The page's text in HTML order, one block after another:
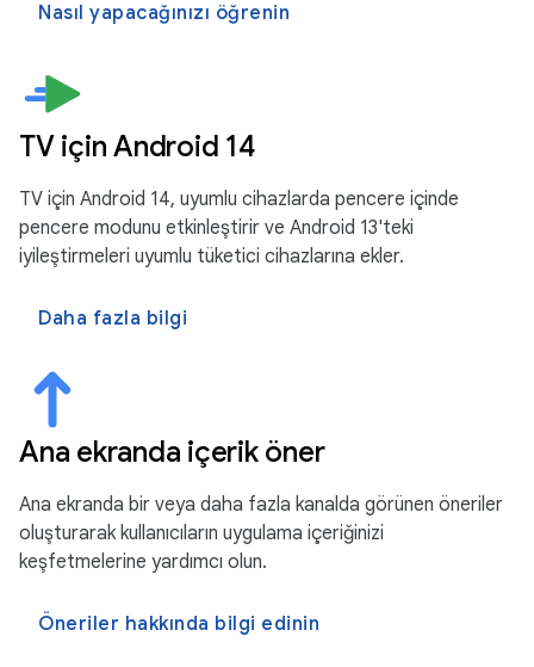
Nasıl yapacağınızı öğrenin
TV için Android 14
TV için Android 14, uyumlu cihazlarda pencere içinde
pencere modunu etkinleştirir ve Android 13'teki
iyileştirmeleri uyumlu tüketici cihazlarına ekler.
Daha fazla bilgi
Ana ekranda içerik öner
Ana ekranda bir veya daha fazla kanalda görünen öneriler
oluşturarak kullanıcıların uygulama içeriğinizi
keşfetmelerine yardımcı olun.
Öneriler hakkında bilgi edinin